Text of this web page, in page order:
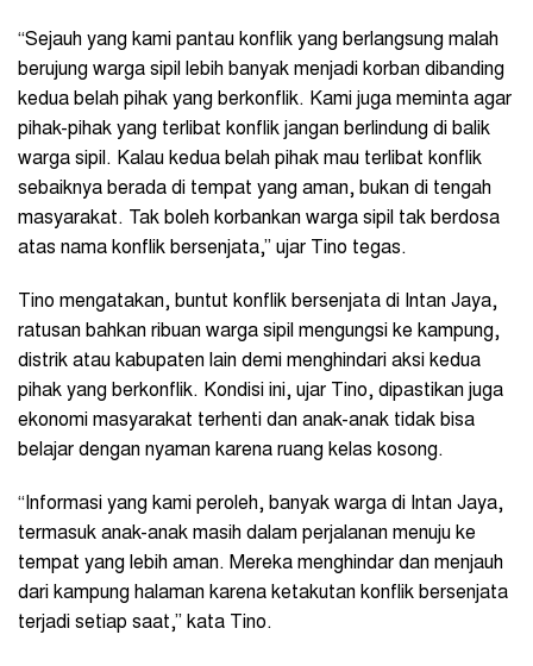
“Sejauh yang kami pantau konflik yang berlangsung malah
berujung warga sipil lebih banyak menjadi korban dibanding
kedua belah pihak yang berkonflik. Kami juga meminta agar
pihak-pihak yang terlibat konflik jangan berlindung di balik
warga sipil. Kalau kedua belah pihak mau terlibat konflik
sebaiknya berada di tempat yang aman, bukan di tengah
masyarakat. Tak boleh korbankan warga sipil tak berdosa
atas nama konflik bersenjata,” ujar Tino tegas.
Tino mengatakan, buntut konflik bersenjata di Intan Jaya,
ratusan bahkan ribuan warga sipil mengungsi ke kampung,
distrik atau kabupaten lain demi menghindari aksi kedua
pihak yang berkonflik. Kondisi ini, ujar Tino, dipastikan juga
ekonomi masyarakat terhenti dan anak-anak tidak bisa
belajar dengan nyaman karena ruang kelas kosong.
“Informasi yang kami peroleh, banyak warga di Intan Jaya,
termasuk anak-anak masih dalam perjalanan menuju ke
tempat yang lebih aman. Mereka menghindar dan menjauh
dari kampung halaman karena ketakutan konflik bersenjata
terjadi setiap saat,” kata Tino.